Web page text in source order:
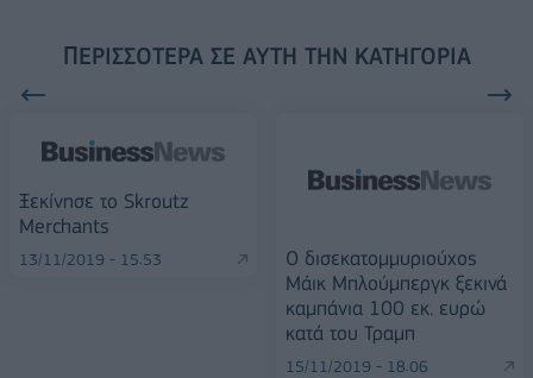
ΠΕΡΙΣΣΌΤΕΡΑ ΣΕ ΑΥΤΉ ΤΗΝ ΚΑΤΗΓΟΡΊΑ
Ξεκίνησε το Skroutz
Merchants
13/11/2019 - 15:53
Ο δισεκατομμυριούχος
Μάικ Μπλούμπεργκ ξεκινά
καμπάνια 100 εκ. ευρώ
κατά του Τραμπ
15/11/2019 - 18:06